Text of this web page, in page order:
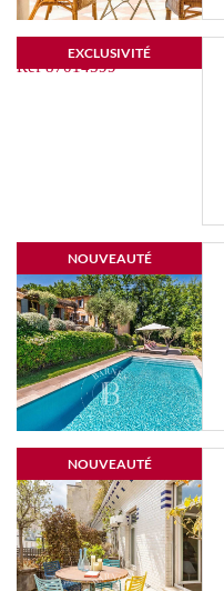
EXCLUSIVITÉ
NOUVEAUTÉ
NOUVEAUTÉ